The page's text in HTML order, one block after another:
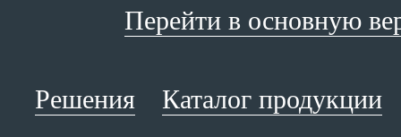
Перейти в основную
Решения
Каталог продукции